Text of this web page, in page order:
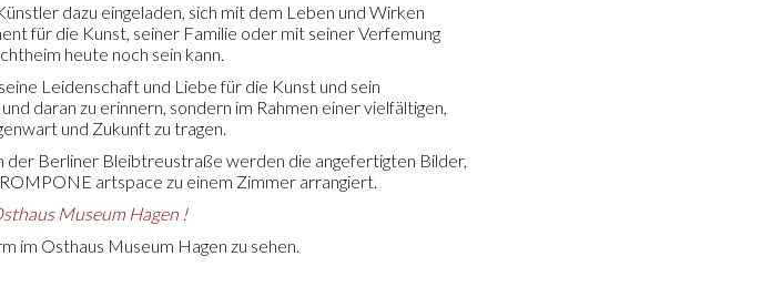
dazu eingeladen, sich mit dem Leben und Wirken
für die Kunst, seiner Familie oder mit seiner Verfemung
heute noch sein kann.
Leidenschaft und Liebe für die Kunst und sein
daran zu erinnern, sondern im Rahmen einer vielfältigen,
und Zukunft zu tragen.
der Berliner Bleibtreustraße werden die angefertigten Bilder,
artspace zu einem Zimmer arrangiert.
Museum Hagen !
im Osthaus Museum Hagen zu sehen.